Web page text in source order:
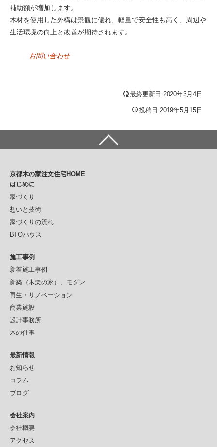
補助額が増加します。
木材を使用した外構は景観に優れ、軽量で安全性も高く、周辺や
生活環境の向上と改善が期待されます。
お問い合わせ
最終更新日:2020年3月4日
投稿日:2019年5月15日
京都木の家注文住宅HOME
はじめに
家づくり
想いと技術
家づくりの流れ
BTOハウス
施工事例
新着施工事例
新築（木楽の家）、モダン
再生・リノベーション
商業施設
設計事務所
木の仕事
最新情報
お知らせ
コラム
ブログ
会社案内
会社概要
アクセス